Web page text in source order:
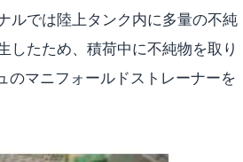
ルでは陸上タンク内に多量の不純
したため、積荷中に不純物を取り
のマニフォールドストレーナーを